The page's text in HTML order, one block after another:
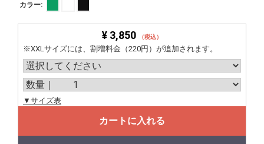
カラー:
¥ 3,850 （税込）
※XXLサイズには、割増料金（220円）が追加されます。
▼サイズ表
カートに入れる